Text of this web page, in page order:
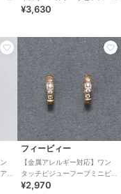
ゴールド
¥3,630
フィービィー
【金属アレルギー対応】ワン
タッチビジューフープミニピ
アス ローズゴールド/サージ
¥2,970